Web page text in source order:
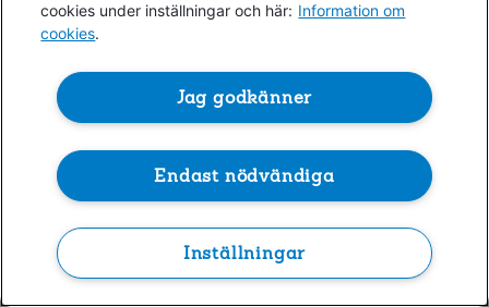
cookies under inställningar och här: Information om
cookies.
Jag godkänner
Endast nödvändiga
Inställningar